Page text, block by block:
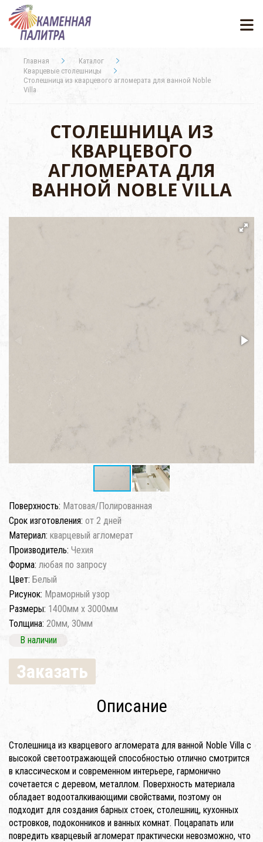
Главная
Каталог
Кварцевые столешницы
Столешница из кварцевого агломерата для ванной Noble
Villa
СТОЛЕШНИЦА ИЗ
КВАРЦЕВОГО
АГЛОМЕРАТА ДЛЯ
ВАННОЙ NOBLE VILLA
Поверхность: Матовая/Полированная
Срок изготовления: от 2 дней
Материал: кварцевый агломерат
Производитель: Чехия
Форма: любая по запросу
Цвет: Белый
Рисунок: Мраморный узор
Размеры: 1400мм x 3000мм
Толщина: 20мм, 30мм
В наличии
Заказать
Описание
Столешница из кварцевого агломерата для ванной Noble Villa с
высокой светоотражающей способностью отлично смотрится
в классическом и современном интерьере, гармонично
сочетается с деревом, металлом. Поверхность материала
обладает водооталкивающими свойствами, поэтому он
подходит для создания барных стоек, столешниц, кухонных
островков, подоконников и ванных комнат. Поцарапать или
повредить кварцевый агломерат практически невозможно, что